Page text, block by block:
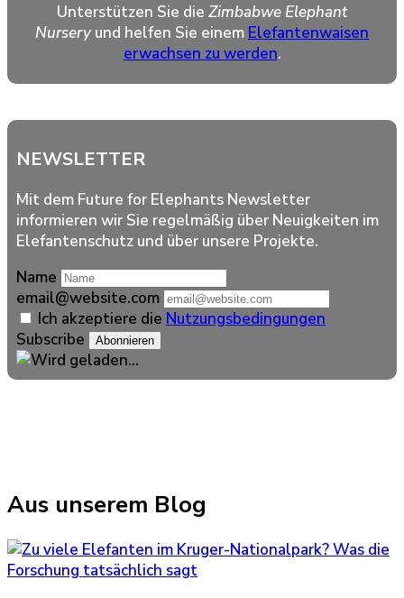
Unterstützen Sie die Zimbabwe Elephant
Nurseryund helfen Sie einem Elefantenwaisen
erwachsen zu werden.
NEWSLETTER
Mit dem Future for Elephants Newsletter
informieren wir Sie regelmäßig über Neuigkeiten im
Elefantenschutz und über unsere Projekte.
Name
email@website.com
Ich akzeptiere die Nutzungsbedingungen
Subscribe
Aus unserem Blog